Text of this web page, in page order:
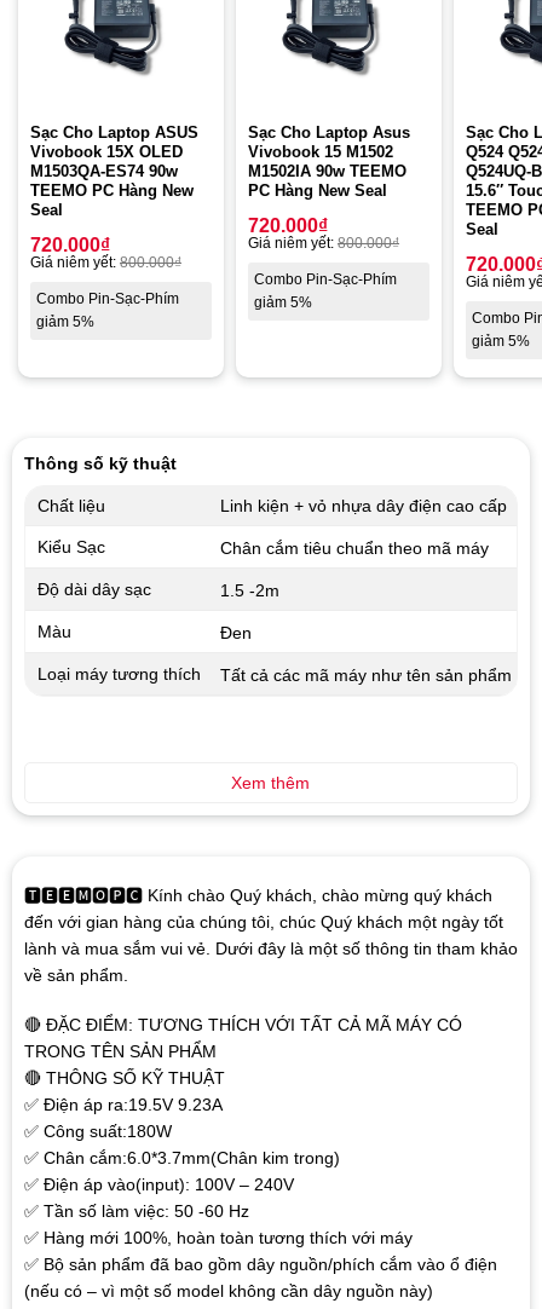
Sạc Cho Laptop ASUS
Vivobook 15X OLED
M1503QA-ES74 90w
TEEMO PC Hàng New
Seal
720.000₫
Giá niêm yết: 800.000₫
Combo Pin-Sạc-Phím
giảm 5%
Sạc Cho Laptop Asus
Vivobook 15 M1502
M1502IA 90w TEEMO
PC Hàng New Seal
720.000₫
Giá niêm yết: 800.000₫
Combo Pin-Sạc-Phím
giảm 5%
Sạc Cho
Q524
Q524UQ-
15.6″
TEEMO
Seal
720.000
Giá niêm
Combo
giảm 5%
🆃🅴🅴🅼🅾🅿🅲 Kính chào Quý khách, chào mừng quý khách
đến với gian hàng của chúng tôi, chúc Quý khách một ngày tốt
lành và mua sắm vui vẻ. Dưới đây là một số thông tin tham khảo
về sản phẩm.
🔴 ĐẶC ĐIỂM: TƯƠNG THÍCH VỚI TẤT CẢ MÃ MÁY CÓ
TRONG TÊN SẢN PHẨM
🔴 THÔNG SỐ KỸ THUẬT
✅ Điện áp ra:19.5V 9.23A
✅ Công suất:180W
✅ Chân cắm:6.0*3.7mm(Chân kim trong)
✅ Điện áp vào(input): 100V – 240V
✅ Tần số làm việc: 50 -60 Hz
✅ Hàng mới 100%, hoàn toàn tương thích với máy
✅ Bộ sản phẩm đã bao gồm dây nguồn/phích cắm vào ổ điện
(nếu có – vì một số model không cần dây nguồn này)
Thông số kỹ thuật
Chất liệu Linh kiện + vỏ nhựa dây điện cao cấp
Kiểu Sạc Chân cắm tiêu chuẩn theo mã máy
Độ dài dây sạc 1.5 -2m
Màu Đen
Loại máy tương thích Tất cả các mã máy như tên sản phẩm
Xem thêm